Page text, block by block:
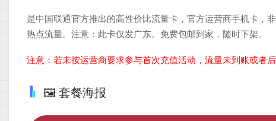
是中国联通官方推出的高性价比流量卡，官方运营商手机卡，
热点流量。注意：此卡仅发广东。免费包邮到家，随时下架。
注意：若未按运营商要求参与首次充值活动，流量未到账或者
🖼️ 套餐海报